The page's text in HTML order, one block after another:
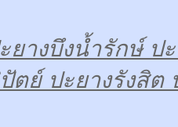
ยางบึงน้ำรักษ์ ป
ตย์ ปะยางรังสิต